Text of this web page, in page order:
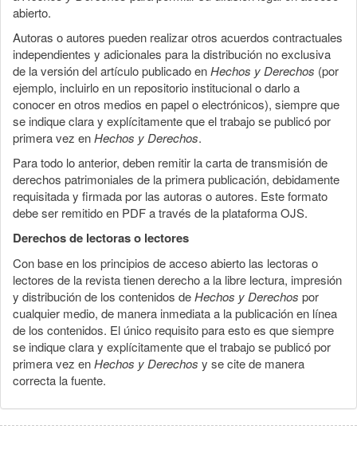
abierto.
Autoras o autores pueden realizar otros acuerdos contractuales
independientes y adicionales para la distribución no exclusiva
de la versión del artículo publicado enHechos y Derechos (por
ejemplo, incluirlo en un repositorio institucional o darlo a
conocer en otros medios en papel o electrónicos), siempre que
se indique clara y explícitamente que el trabajo se publicó por
primera vez enHechos y Derechos.
Para todo lo anterior, deben remitir la carta de transmisión de
derechos patrimoniales de la primera publicación, debidamente
requisitada y firmada por las autoras o autores. Este formato
debe ser remitido en PDF a través de la plataforma OJS.
Derechos de lectoras o lectores
Con base en los principios de acceso abierto las lectoras o
lectores de la revista tienen derecho a la libre lectura, impresión
y distribución de los contenidos deHechos y Derechos por
cualquier medio, de manera inmediata a la publicación en línea
de los contenidos. El único requisito para esto es que siempre
se indique clara y explícitamente que el trabajo se publicó por
primera vez enHechos y Derechos y se cite de manera
correcta la fuente.